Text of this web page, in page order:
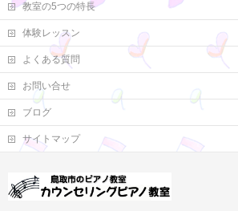
教室の5つの特長
体験レッスン
よくある質問
お問い合せ
ブログ
サイトマップ